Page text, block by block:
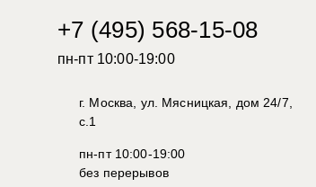
+7 (495) 568-15-08
пн-пт 10:00-19:00
г. Москва, ул. Мясницкая, дом 24/7,
с.1
пн-пт 10:00-19:00
без перерывов